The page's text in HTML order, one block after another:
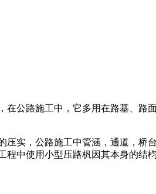
在公路施工中，它多用在路基、路
实，公路施工中管涵，通道，桥
中使用小型压路杋因其本身的结